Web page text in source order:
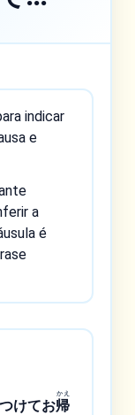
indicar
e
a
é
けてお帰
かえ